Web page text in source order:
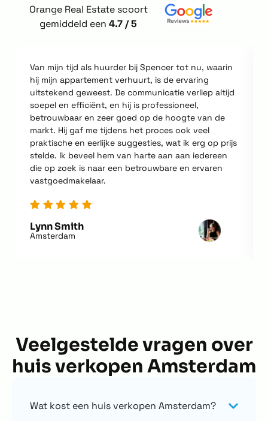
Orange Real Estate scoort
gemiddeld een 4.7 / 5
Van mijn tijd als huurder bij Spencer tot nu, waarin
hij mijn appartement verhuurt, is de ervaring
uitstekend geweest. De communicatie verliep altijd
soepel en efficiënt, en hij is professioneel,
betrouwbaar en zeer goed op de hoogte van de
markt. Hij gaf me tijdens het proces ook veel
praktische en eerlijke suggesties, wat ik erg op prijs
stelde. Ik beveel hem van harte aan aan iedereen
die op zoek is naar een betrouwbare en ervaren
vastgoedmakelaar.
Lynn Smith
Amsterdam
Veelgestelde vragen over
huis verkopen Amsterdam
Wat kost een huis verkopen Amsterdam?